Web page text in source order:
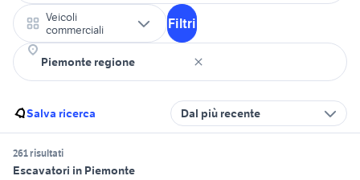
Veicoli
commerciali
Filtri
Salva ricerca Dal più recente
261 risultati
Escavatori in Piemonte